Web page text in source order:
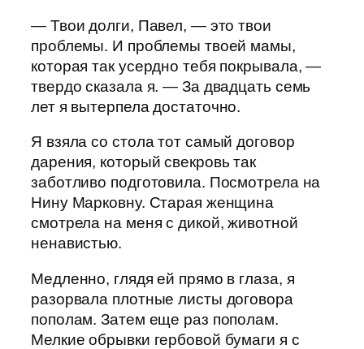
— Твои долги, Павел, — это твои
проблемы. И проблемы твоей мамы,
которая так усердно тебя покрывала, —
твердо сказала я. — За двадцать семь
лет я вытерпела достаточно.
Я взяла со стола тот самый договор
дарения, который свекровь так
заботливо подготовила. Посмотрела на
Нину Марковну. Старая женщина
смотрела на меня с дикой, животной
ненавистью.
Медленно, глядя ей прямо в глаза, я
разорвала плотные листы договора
пополам. Затем еще раз пополам.
Мелкие обрывки гербовой бумаги я с